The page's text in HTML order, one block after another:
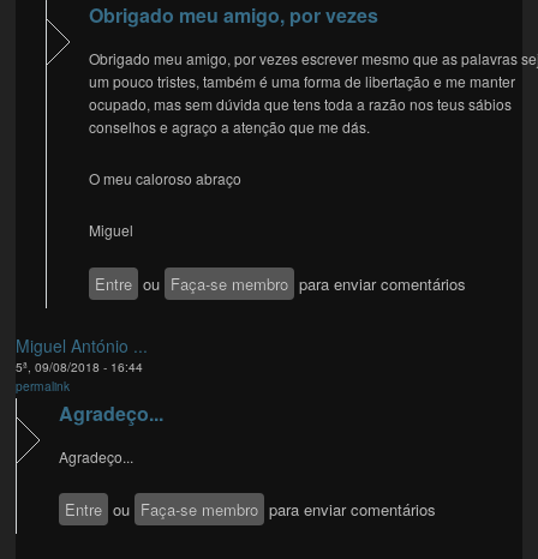
Obrigado meu amigo, por vezes
Obrigado meu amigo, por vezes escrever mesmo que as palavras
um pouco tristes, também é uma forma de libertação e me manter
ocupado, mas sem dúvida que tens toda a razão nos teus sábios
conselhos e agraço a atenção que me dás.
O meu caloroso abraço
Miguel
Entre ou Faça-se membro para enviar comentários
Miguel António ...
5ª, 09/08/2018 - 16:44
permalink
Agradeço...
Agradeço...
Entre ou Faça-se membro para enviar comentários